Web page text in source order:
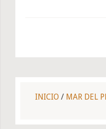
INICIO / MAR DEL